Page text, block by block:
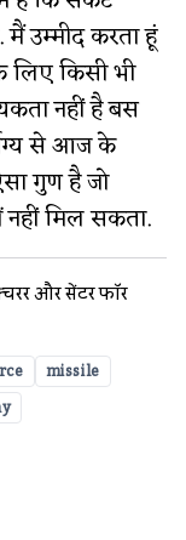
मैं उम्मीद करता हूं
लिए किसी भी
नहीं है बस
से आज के
गुण है जो
मिल सकता.
और सेंटर फॉर
missile